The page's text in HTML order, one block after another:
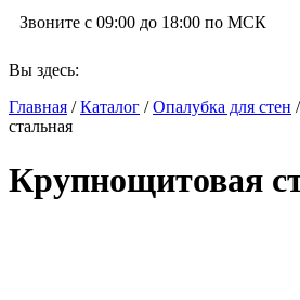
Звоните с 09:00 до 18:00 по МСК
Вы здесь:
Главная /Каталог /Опалубка для стен /
стальная
Крупнощитовая